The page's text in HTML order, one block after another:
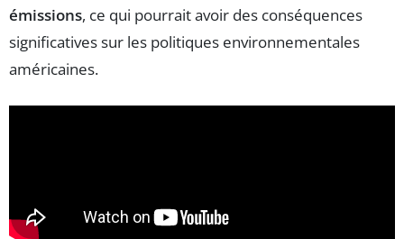
émissions, ce qui pourrait avoir des conséquences
significatives sur les politiques environnementales
américaines.